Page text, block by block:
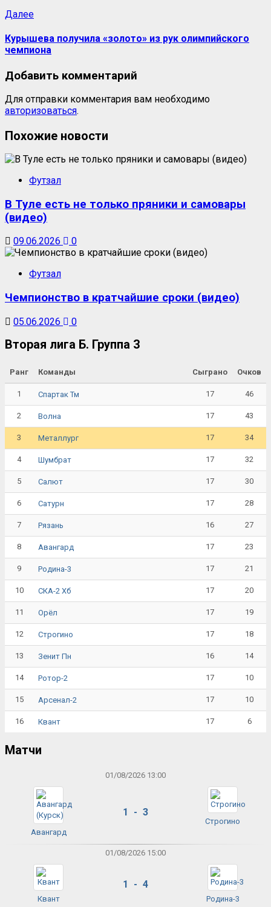
ДалееСледующая
Курышева получила «золото» из рук олимпийского
чемпиона
Добавить комментарий
Для отправки комментария вам необходимо
авторизоваться.
Похожие новости
Футзал
В Туле есть не только пряники и самовары
(видео)
09.06.2026 0
Футзал
Чемпионство в кратчайшие сроки (видео)
05.06.2026 0
Вторая лига Б. Группа 3
Ранг Команды Сыграно Очков
1 Спартак Тм 17 46
2 Волна 17 43
3 Металлург 17 34
4 Шумбрат 17 32
5 Салют 17 30
6 Сатурн 17 28
7 Рязань 16 27
8 Авангард 17 23
9 Родина-3 17 21
10 СКА-2 Хб 17 20
11 Орёл 17 19
12 Строгино 17 18
13 Зенит Пн 16 14
14 Ротор-2 17 10
15 Арсенал-2 17 10
16 Квант 17 6
Матчи
01/08/2026 13:00
Авангард
1 - 3
Строгино
01/08/2026 15:00
Квант
1 - 4
Родина-3